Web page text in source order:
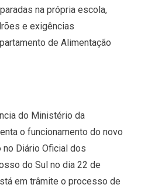
na própria escola,
e exigências
de Alimentação
do Ministério da
o funcionamento do novo
Diário Oficial dos
do Sul no dia 22 de
em trâmite o processo de